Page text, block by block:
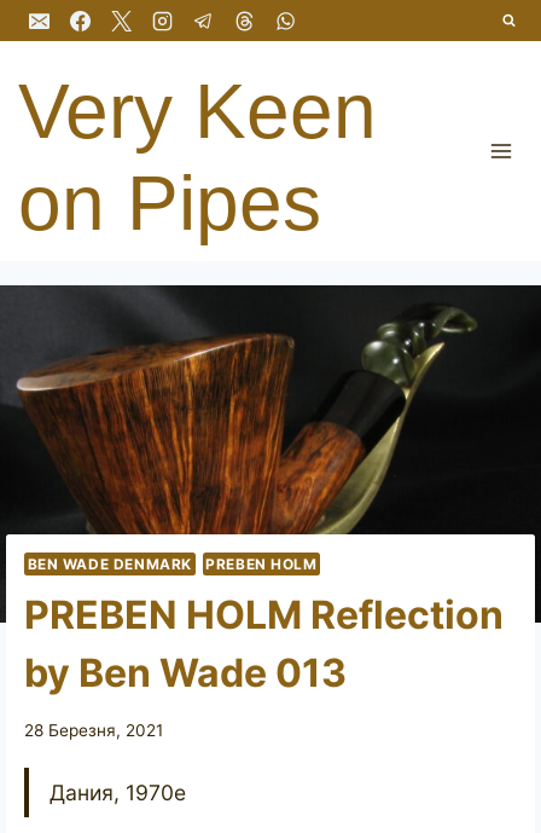
Перейти
до
вмісту
Very Keen
on Pipes
BEN WADE DENMARK PREBEN HOLM
PREBEN HOLM Reflection
by Ben Wade 013
28 Березня, 2021
Дания, 1970е